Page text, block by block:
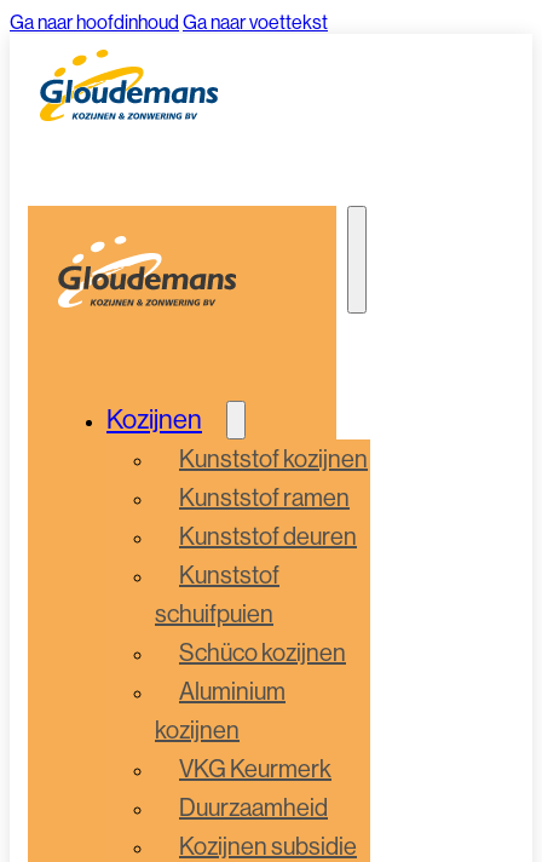
Ga naar hoofdinhoud Ga naar voettekst
Kozijnen
Kunststof kozijnen
Kunststof ramen
Kunststof deuren
Kunststof
schuifpuien
Schüco kozijnen
Aluminium
kozijnen
VKG Keurmerk
Duurzaamheid
Kozijnen subsidie